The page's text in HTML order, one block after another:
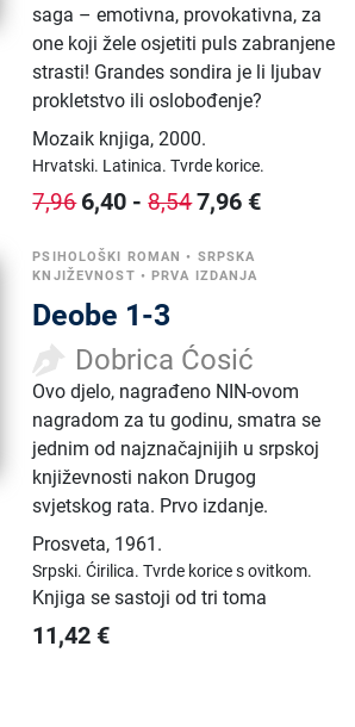
saga – emotivna, provokativna, za
one koji žele osjetiti puls zabranjene
strasti! Grandes sondira je li ljubav
prokletstvo ili oslobođenje?
Mozaik knjiga,2000.
Hrvatski. Latinica.Tvrde korice.
7,96 6,40 -8,547,96 €
PSIHOLOŠKI ROMAN • SRPSKA
KNJIŽEVNOST • PRVA IZDANJA
Deobe 1-3
Dobrica Ćosić
Ovo djelo, nagrađeno NIN-ovom
nagradom za tu godinu, smatra se
jednim od najznačajnijih u srpskoj
književnosti nakon Drugog
svjetskog rata. Prvo izdanje.
Prosveta, 1961.
Srpski.Ćirilica.Tvrde korice s ovitkom.
Knjiga se sastoji od tri toma
11,42 €